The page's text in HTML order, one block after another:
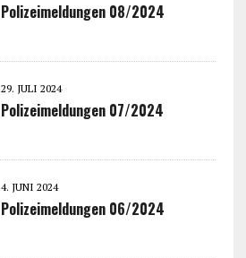
Polizeimeldungen 08/2024
29. JULI 2024
Polizeimeldungen 07/2024
4. JUNI 2024
Polizeimeldungen 06/2024